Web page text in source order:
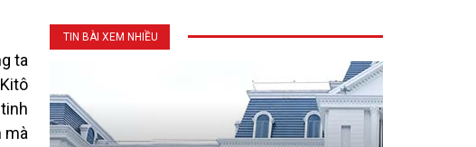
ta
mà
TIN BÀI XEM NHIỀU